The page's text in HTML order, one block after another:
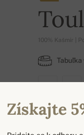
100% Kašmír |
DOSTUPNÉ
Získajte